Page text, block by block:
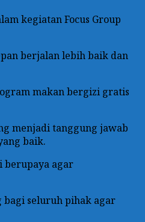
kegiatan Focus Group
berjalan lebih baik dan
makan bergizi gratis
menjadi tanggung jawab
baik.
berupaya agar
bagi seluruh pihak agar